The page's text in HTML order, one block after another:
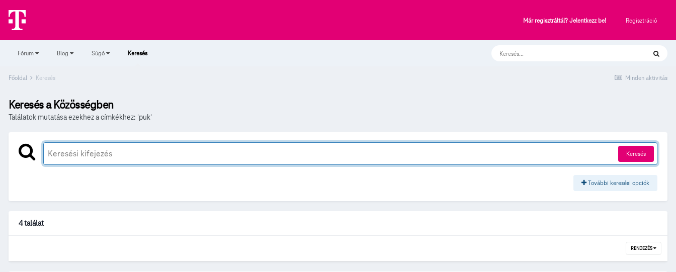
Már regisztráltál? Jelentkezz be! Regisztráció
Fórum Blog Súgó Keresés
Minden aktivitás
Főoldal Keresés
Keresés a Közösségben
Találatok mutatása ezekhez a címkékhez: 'puk'
Keresés
További keresési opciók
4 találat
RENDEZÉS